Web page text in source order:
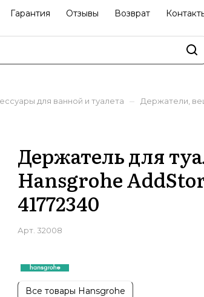
Гарантия Отзывы Возврат
для ванной и туалета – Держатели,
Держатель для
Hansgrohe
41772340
Арт. 32008
Все товары Hansgrohe